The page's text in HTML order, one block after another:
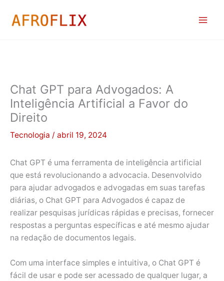
para
Chat GPT para Advogados: A
Inteligência Artificial a Favor do
Direito
Tecnologia / abril 19, 2024
Chat GPT é uma ferramenta de inteligência artificial
que está revolucionando a advocacia. Desenvolvido
para ajudar advogados e advogadas em suas tarefas
diárias, o Chat GPT para Advogados é capaz de
realizar pesquisas jurídicas rápidas e precisas, fornecer
respostas a perguntas específicas e até mesmo ajudar
na redação de documentos legais.
Com uma interface simples e intuitiva, o Chat GPT é
fácil de usar e pode ser acessado de qualquer lugar, a